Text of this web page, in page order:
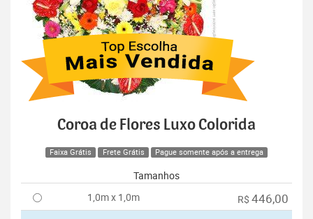
Coroa de Flores Luxo Colorida
Faixa Grátis Frete Grátis Pague somente após a entrega
Tamanhos
1,0m x 1,0m
R$ 446,00